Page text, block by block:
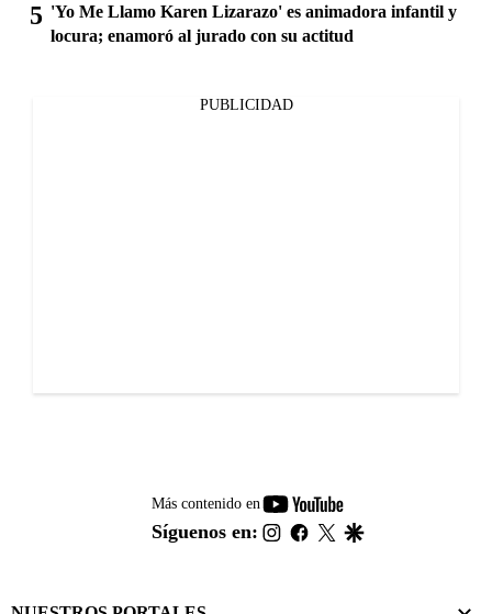
'Yo Me Llamo Karen Lizarazo' es animadora infantil y
locura; enamoró al jurado con su actitud
PUBLICIDAD
Más contenido en
youtube-
footer
Síguenos en: instagram
facebook
twitter